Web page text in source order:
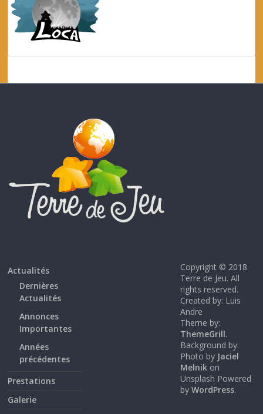
Actualités
Dernières
Actualités
Annonces
Importantes
Années
précédentes
Prestations
Galerie
Copyright © 2018
Terre de Jeu. All
rights reserved.
Created by: Luis
Andre
Theme by:
ThemeGrill.
Background by:
Photo by Jaciel
Melnikon
Unsplash Powered
by WordPress.